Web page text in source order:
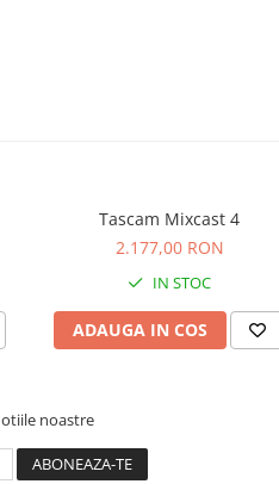
Tascam Mixcast 4
2.177,00 RON
IN STOC
ADAUGA IN COS
noastre